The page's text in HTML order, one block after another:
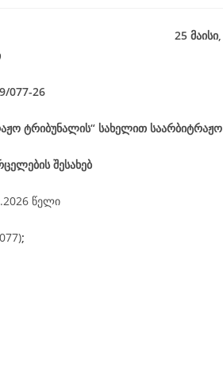
077-26
ტრიბუნალის“ სახელით საარბიტრაჟო
შესახებ
წელი
;